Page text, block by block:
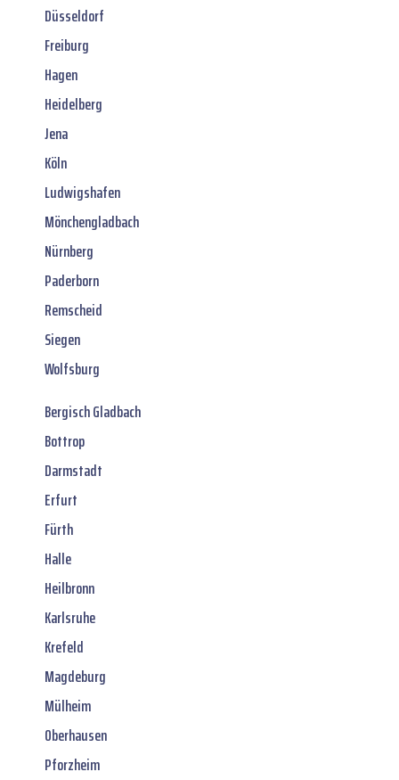
Düsseldorf
Freiburg
Hagen
Heidelberg
Jena
Köln
Ludwigshafen
Mönchengladbach
Nürnberg
Paderborn
Remscheid
Siegen
Wolfsburg
Bergisch Gladbach
Bottrop
Darmstadt
Erfurt
Fürth
Halle
Heilbronn
Karlsruhe
Krefeld
Magdeburg
Mülheim
Oberhausen
Pforzheim